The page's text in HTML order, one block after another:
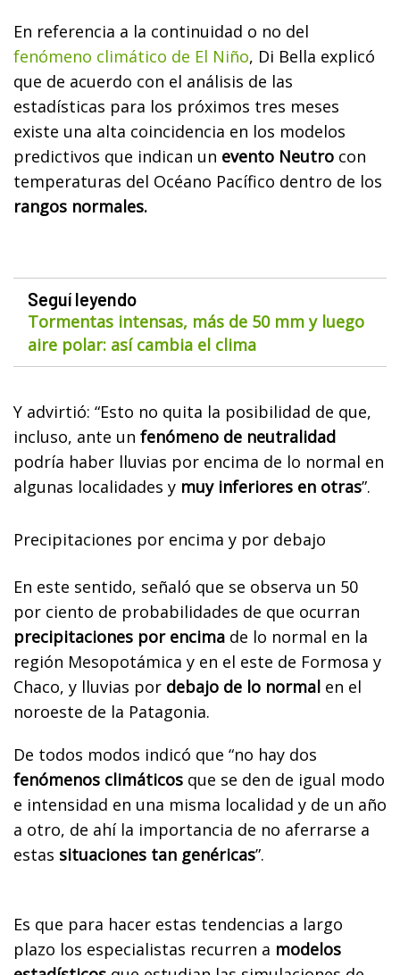
En referencia a la continuidad o no del
fenómeno climático de El Niño, Di Bella explicó
que de acuerdo con el análisis de las
estadísticas para los próximos tres meses
existe una alta coincidencia en los modelos
predictivos que indican un evento Neutro con
temperaturas del Océano Pacífico dentro de los
rangos normales.
Seguí leyendo
Tormentas intensas, más de 50 mm y luego
aire polar: así cambia el clima
Y advirtió: “Esto no quita la posibilidad de que,
incluso, ante un fenómeno de neutralidad
podría haber lluvias por encima de lo normal en
algunas localidades y muy inferiores en otras”.
Precipitaciones por encima y por debajo
En este sentido, señaló que se observa un 50
por ciento de probabilidades de que ocurran
precipitaciones por encima de lo normal en la
región Mesopotámica y en el este de Formosa y
Chaco, y lluvias por debajo de lo normal en el
noroeste de la Patagonia.
De todos modos indicó que “no hay dos
fenómenos climáticos que se den de igual modo
e intensidad en una misma localidad y de un año
a otro, de ahí la importancia de no aferrarse a
estas situaciones tan genéricas”.
Es que para hacer estas tendencias a largo
plazo los especialistas recurren a modelos